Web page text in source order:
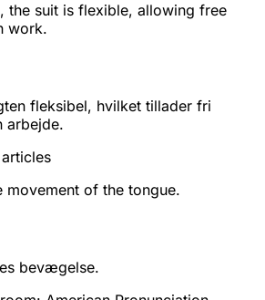
the suit is flexible, allowing free
work.
fleksibel, hvilket tillader fri
arbejde.
movement of the tongue.
bevægelse.